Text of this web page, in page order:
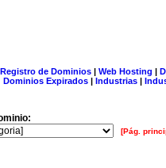
Registro de Dominios| Web Hosting |
Dominios Expirados | Industrias |
[Pág.